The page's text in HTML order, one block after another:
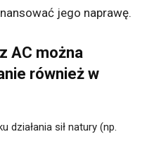
jego naprawę.
AC można
również w
działania sił natury (np.